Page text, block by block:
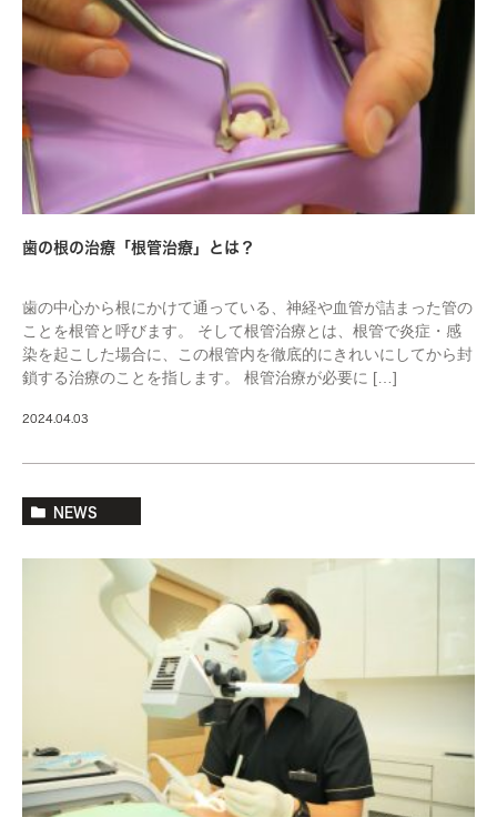
歯の根の治療「根管治療」とは？
歯の中心から根にかけて通っている、神経や血管が詰まった管の
ことを根管と呼びます。 そして根管治療とは、根管で炎症・感
染を起こした場合に、この根管内を徹底的にきれいにしてから封
鎖する治療のことを指します。 根管治療が必要に […]
2024.04.03
NEWS